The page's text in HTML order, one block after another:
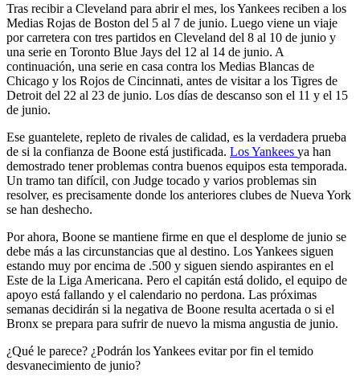
Tras recibir a Cleveland para abrir el mes, los Yankees reciben a los
Medias Rojas de Boston del 5 al 7 de junio. Luego viene un viaje
por carretera con tres partidos en Cleveland del 8 al 10 de junio y
una serie en Toronto Blue Jays del 12 al 14 de junio. A
continuación, una serie en casa contra los Medias Blancas de
Chicago y los Rojos de Cincinnati, antes de visitar a los Tigres de
Detroit del 22 al 23 de junio. Los días de descanso son el 11 y el 15
de junio.
Ese guantelete, repleto de rivales de calidad, es la verdadera prueba
de si la confianza de Boone está justificada. Los Yankees ya han
demostrado tener problemas contra buenos equipos esta temporada.
Un tramo tan difícil, con Judge tocado y varios problemas sin
resolver, es precisamente donde los anteriores clubes de Nueva York
se han deshecho.
Por ahora, Boone se mantiene firme en que el desplome de junio se
debe más a las circunstancias que al destino. Los Yankees siguen
estando muy por encima de .500 y siguen siendo aspirantes en el
Este de la Liga Americana. Pero el capitán está dolido, el equipo de
apoyo está fallando y el calendario no perdona. Las próximas
semanas decidirán si la negativa de Boone resulta acertada o si el
Bronx se prepara para sufrir de nuevo la misma angustia de junio.
¿Qué le parece? ¿Podrán los Yankees evitar por fin el temido
desvanecimiento de junio?